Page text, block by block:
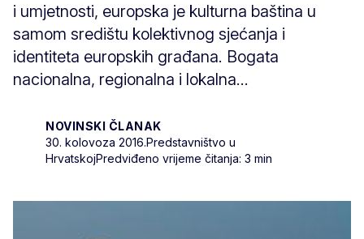
i umjetnosti, europska je kulturna baština u
samom središtu kolektivnog sjećanja i
identiteta europskih građana. Bogata
nacionalna, regionalna i lokalna...
NOVINSKI ČLANAK
30. kolovoza 2016.Predstavništvo u
HrvatskojPredviđeno vrijeme čitanja: 3 min